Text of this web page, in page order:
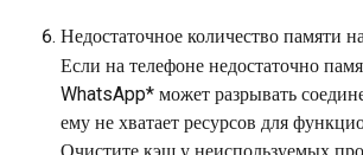
Недостаточное количество памяти
Если на телефоне недостаточно
WhatsApp* может разрывать
ему не хватает ресурсов для